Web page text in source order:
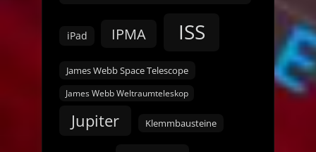
iPad IPMA ISS
James Webb Space Telescope
James Webb Weltraumteleskop
Jupiter Klemmbausteine